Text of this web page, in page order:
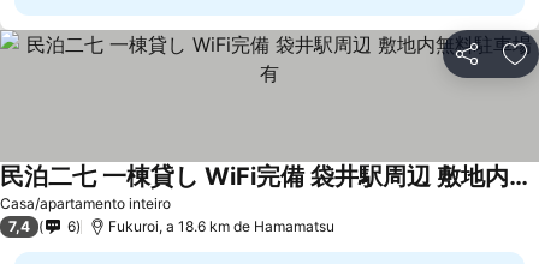
Partilhar
Casa/apartamento inteiro
民泊二七 一棟貸し WiFi完備 袋井駅周辺 敷地内無料駐車場有
Ver preços
7,4 6 Fukuroi, a 18.6 km de Hamamatsu